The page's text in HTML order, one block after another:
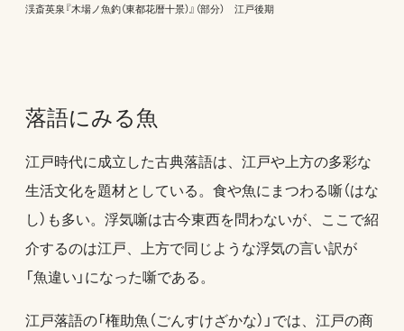
渓斎英泉『木場ノ魚釣（東都花暦十景）』（部分） 江戸後期
落語にみる魚
江戸時代に成立した古典落語は、江戸や上方の多彩な
生活文化を題材としている。食や魚にまつわる噺（はな
し）も多い。浮気噺は古今東西を問わないが、ここで紹
介するのは江戸、上方で同じような浮気の言い訳が
「魚違い」になった噺である。
江戸落語の「権助魚（ごんすけざかな）」では、江戸の商